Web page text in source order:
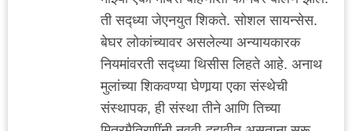
ती सद्ध्या जेएनयुत शिकते. सोशल सायन्सेस.
बेघर लोकांच्यावर असलेल्या अन्यायकारक
नियमांवरती सद्ध्या थिसीस लिहते आहे. अनाथ
मुलांच्या शिकवण्या घेणार्‍या एका संस्थेची
संस्थापक, ही संस्था तीने आणि तिच्या